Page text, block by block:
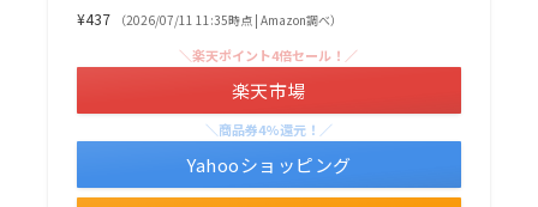
¥437 （2026/07/11 11:35時点 | Amazon調べ）
＼楽天ポイント4倍セール！／
楽天市場
＼商品券4%還元！／
Yahooショッピング